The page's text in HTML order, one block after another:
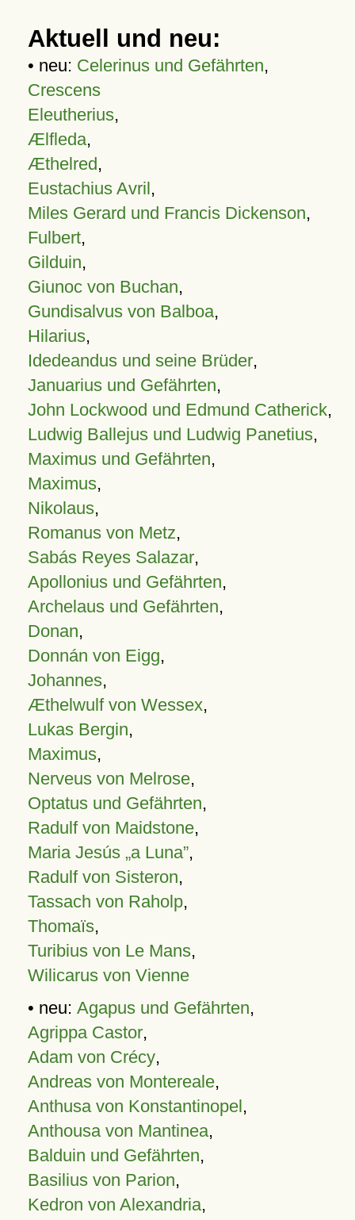
Aktuell und neu:
• neu: Celerinus und Gefährten,
Crescens
Eleutherius,
Ælfleda,
Æthelred,
Eustachius Avril,
Miles Gerard und Francis Dickenson,
Fulbert,
Gilduin,
Giunoc von Buchan,
Gundisalvus von Balboa,
Hilarius,
Idedeandus und seine Brüder,
Januarius und Gefährten,
John Lockwood und Edmund Catherick,
Ludwig Ballejus und Ludwig Panetius,
Maximus und Gefährten,
Maximus,
Nikolaus,
Romanus von Metz,
Sabás Reyes Salazar,
Apollonius und Gefährten,
Archelaus und Gefährten,
Donan,
Donnán von Eigg,
Johannes,
Æthelwulf von Wessex,
Lukas Bergin,
Maximus,
Nerveus von Melrose,
Optatus und Gefährten,
Radulf von Maidstone,
Maria Jesús „a Luna”,
Radulf von Sisteron,
Tassach von Raholp,
Thomaïs,
Turibius von Le Mans,
Wilicarus von Vienne
• neu: Agapus und Gefährten,
Agrippa Castor,
Adam von Crécy,
Andreas von Montereale,
Anthusa von Konstantinopel,
Anthousa von Mantinea,
Balduin und Gefährten,
Basilius von Parion,
Kedron von Alexandria,